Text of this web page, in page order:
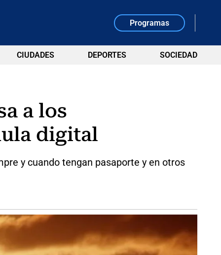
Programas
CIUDADES DEPORTES SOCIEDAD
a los
digital
y cuando tengan pasaporte y en otros